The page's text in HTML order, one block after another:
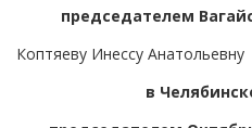
председателем
Коптяеву Инессу Анатольевну
в